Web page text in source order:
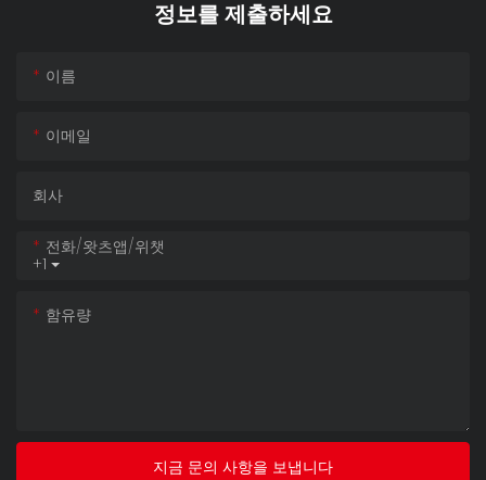
정보를 제출하세요
이름
이메일
회사
+1
전화/왓츠앱/위챗
함유량
지금 문의 사항을 보냅니다